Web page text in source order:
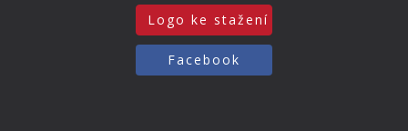
Logo ke stažení
Facebook